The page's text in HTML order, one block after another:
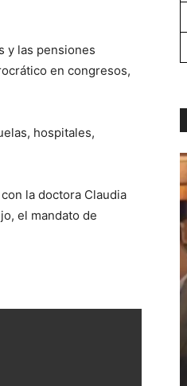
y las pensiones
en congresos,
hospitales,
la doctora Claudia
el mandato de